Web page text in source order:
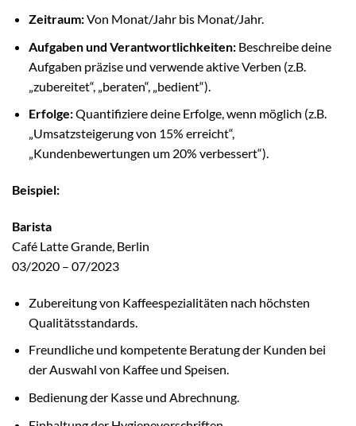
Zeitraum:Von Monat/Jahr bis Monat/Jahr.
Aufgaben und Verantwortlichkeiten:Beschreibe deine
Aufgaben präzise und verwende aktive Verben (z.B.
„zubereitet“, „beraten“, „bedient“).
Erfolge:Quantifiziere deine Erfolge, wenn möglich (z.B.
„Umsatzsteigerung von 15% erreicht“,
„Kundenbewertungen um 20% verbessert“).
Beispiel:
Barista
Café Latte Grande, Berlin
03/2020 – 07/2023
Zubereitung von Kaffeespezialitäten nach höchsten
Qualitätsstandards.
Freundliche und kompetente Beratung der Kunden bei
der Auswahl von Kaffee und Speisen.
Bedienung der Kasse und Abrechnung.